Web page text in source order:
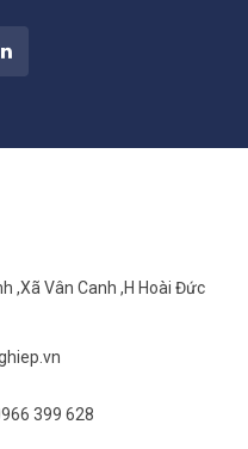
,Xã Vân Canh ,H Hoài Đức
399 628